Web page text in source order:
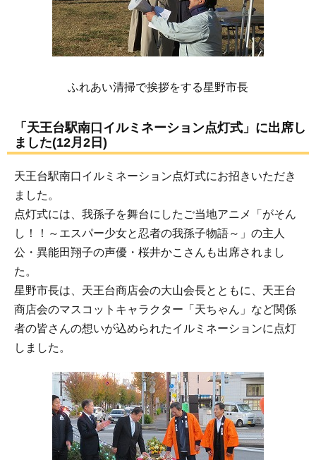
ふれあい清掃で挨拶をする星野市長
「天王台駅南口イルミネーション点灯式」に出席し
ました(12月2日)
天王台駅南口イルミネーション点灯式にお招きいただき
ました。
点灯式には、我孫子を舞台にしたご当地アニメ「がそん
し！！～エスパー少女と忍者の我孫子物語～」の主人
公・異能田翔子の声優・桜井かこさんも出席されまし
た。
星野市長は、天王台商店会の大山会長とともに、天王台
商店会のマスコットキャラクター「天ちゃん」など関係
者の皆さんの想いが込められたイルミネーションに点灯
しました。